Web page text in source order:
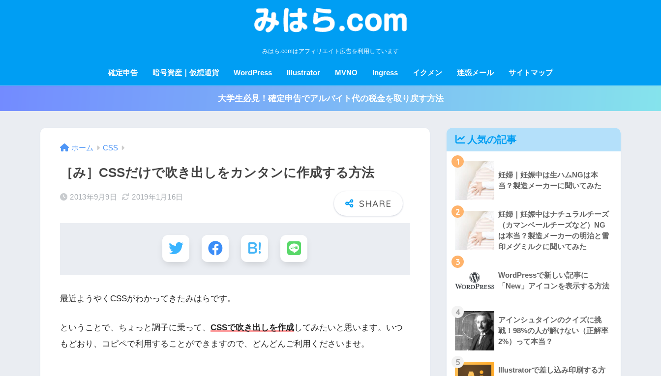
みはら.comはアフィリエイト広告を利用しています
確定申告 暗号資産｜仮想通貨 WordPress Illustrator MVNO Ingress イクメン 迷惑メール サイトマップ
大学生必見！確定申告でアルバイト代の税金を取り戻す方法
ホーム CSS
［み］CSSだけで吹き出しをカンタンに作成する方法
2013年9月9日 2019年1月16日
最近ようやくCSSがわかってきたみはらです。
ということで、ちょっと調子に乗って、 CSSで吹き出しを作成してみたいと思います。いつ
もどおり、コピペで利用することができますので、どんどんご利用くださいませ。
人気の記事
1
妊婦｜妊娠中は生ハムNGは本
当？製造メーカーに聞いてみた
2
妊婦｜妊娠中はナチュラルチーズ
（カマンベールチーズなど）NG
は本当？製造メーカーの明治と雪
印メグミルクに聞いてみた
3
WordPressで新しい記事に
「New」アイコンを表示する方法
4
アインシュタインのクイズに挑
戦！98%の人が解けない（正解率
2%）って本当？
5
Illustratorで差し込み印刷する方